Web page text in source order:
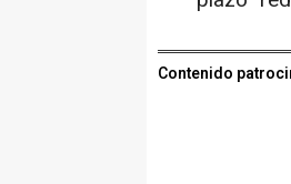
Contenido